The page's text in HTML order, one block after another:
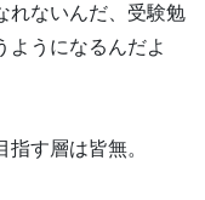
れないんだ、受験勉
ようになるんだよ
す層は皆無。